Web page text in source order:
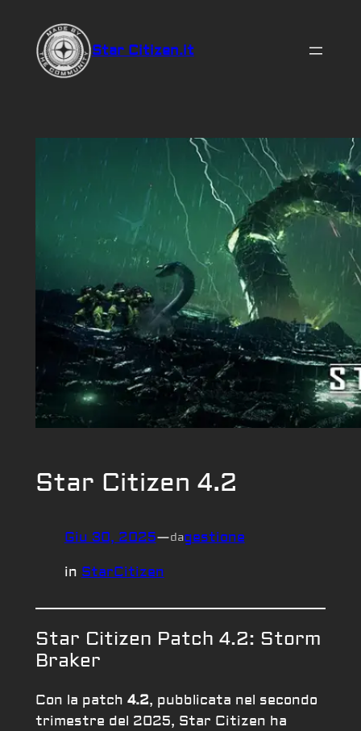
contenuto
Star Citizen.it
Star Citizen 4.2
Giu 30, 2025—dagestione
in StarCitizen
Star Citizen Patch 4.2: Storm
Braker
Con la patch 4.2, pubblicata nel secondo
trimestre del 2025, Star Citizen ha